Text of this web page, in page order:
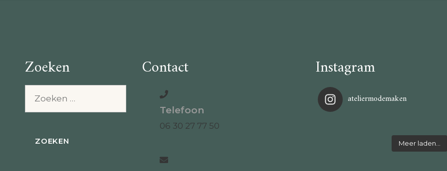
Zoeken Contact
Telefoon
06 30 27 77 50
Instagram
ateliermodemaken
Meer laden…